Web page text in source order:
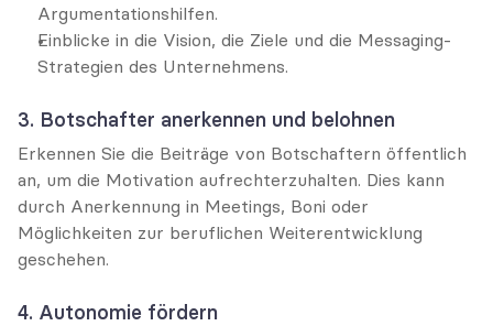
Argumentationshilfen.
Einblicke in die Vision, die Ziele und die Messaging-
Strategien des Unternehmens.
3. Botschafter anerkennen und belohnen
Erkennen Sie die Beiträge von Botschaftern öffentlich
an, um die Motivation aufrechterzuhalten. Dies kann
durch Anerkennung in Meetings, Boni oder
Möglichkeiten zur beruflichen Weiterentwicklung
geschehen.
4. Autonomie fördern